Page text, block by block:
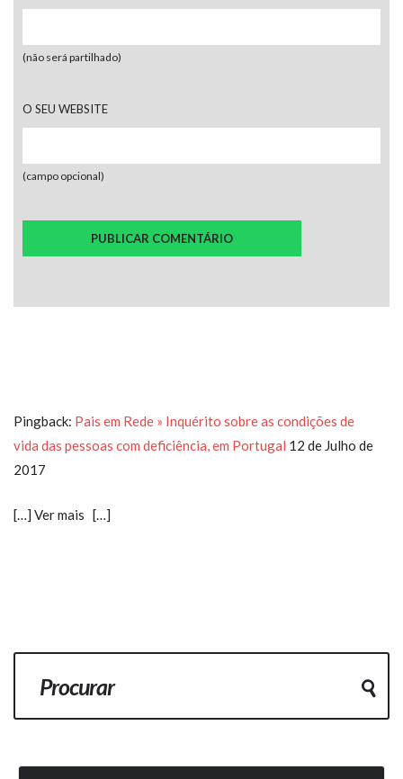
(não será partilhado)
O SEU WEBSITE
(campo opcional)
Pingback: Pais em Rede » Inquérito sobre as condições de
vida das pessoas com deficiência, em Portugal 12 de Julho de
2017
[…] Ver mais […]